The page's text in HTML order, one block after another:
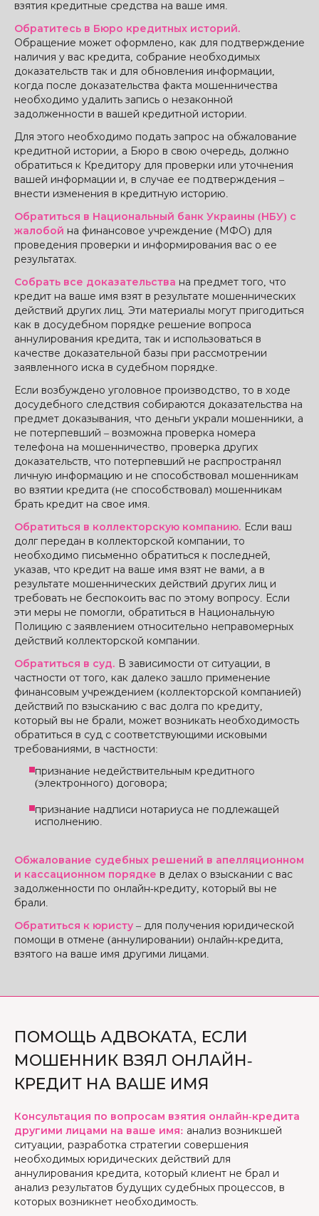
взятия кредитные средства на ваше имя.
Обратитесь в Бюро кредитных историй.
Обращение может оформлено, как для подтверждение
наличия у вас кредита, собрание необходимых
доказательств так и для обновления информации,
когда после доказательства факта мошенничества
необходимо удалить запись о незаконной
задолженности в вашей кредитной истории.
Для этого необходимо подать запрос на обжалование
кредитной истории, а Бюро в свою очередь, должно
обратиться к Кредитору для проверки или уточнения
вашей информации и, в случае ее подтверждения –
внести изменения в кредитную историю.
Обратиться в Национальный банк Украины (НБУ) с
жалобой на финансовое учреждение (МФО) для
проведения проверки и информирования вас о ее
результатах.
Собрать все доказательства на предмет того, что
кредит на ваше имя взят в результате мошеннических
действий других лиц. Эти материалы могут пригодиться
как в досудебном порядке решение вопроса
аннулирования кредита, так и использоваться в
качестве доказательной базы при рассмотрении
заявленного иска в судебном порядке.
Если возбуждено уголовное производство, то в ходе
досудебного следствия собираются доказательства на
предмет доказывания, что деньги украли мошенники, а
не потерпевший – возможна проверка номера
телефона на мошенничество, проверка других
доказательств, что потерпевший не распространял
личную информацию и не способствовал мошенникам
во взятии кредита (не способствовал) мошенникам
брать кредит на свое имя.
Обратиться в коллекторскую компанию. Если ваш
долг передан в коллекторской компании, то
необходимо письменно обратиться к последней,
указав, что кредит на ваше имя взят не вами, а в
результате мошеннических действий других лиц и
требовать не беспокоить вас по этому вопросу. Если
эти меры не помогли, обратиться в Национальную
Полицию с заявлением относительно неправомерных
действий коллекторской компании.
Обратиться в суд. В зависимости от ситуации, в
частности от того, как далеко зашло применение
финансовым учреждением (коллекторской компанией)
действий по взысканию с вас долга по кредиту,
который вы не брали, может возникать необходимость
обратиться в суд с соответствующими исковыми
требованиями, в частности:
признание недействительным кредитного
(электронного) договора;
признание надписи нотариуса не подлежащей
исполнению.
Обжалование судебных решений в апелляционном
и кассационном порядке в делах о взыскании с вас
задолженности по онлайн-кредиту, который вы не
брали.
Обратиться к юристу – для получения юридической
помощи в отмене (аннулировании) онлайн-кредита,
взятого на ваше имя другими лицами.
ПОМОЩЬ АДВОКАТА, ЕСЛИ
МОШЕННИК ВЗЯЛ ОНЛАЙН-
КРЕДИТ НА ВАШЕ ИМЯ
Консультация по вопросам взятия онлайн-кредита
другими лицами на ваше имя: анализ возникшей
ситуации, разработка стратегии совершения
необходимых юридических действий для
аннулирования кредита, который клиент не брал и
анализ результатов будущих судебных процессов, в
которых возникнет необходимость.